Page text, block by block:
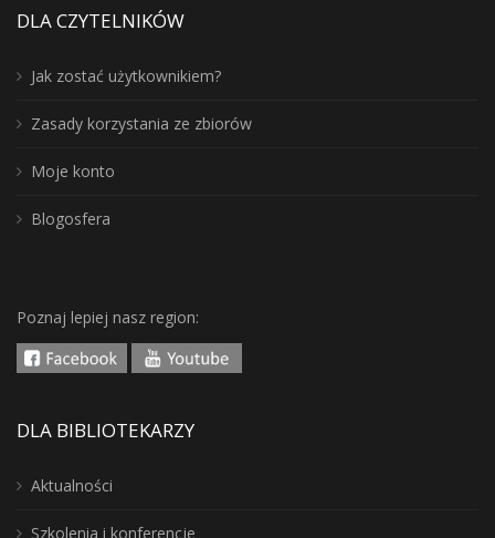
DLA CZYTELNIKÓW
Jak zostać użytkownikiem?
Zasady korzystania ze zbiorów
Moje konto
Blogosfera
Poznaj lepiej nasz region:
DLA BIBLIOTEKARZY
Aktualności
Szkolenia i konferencje